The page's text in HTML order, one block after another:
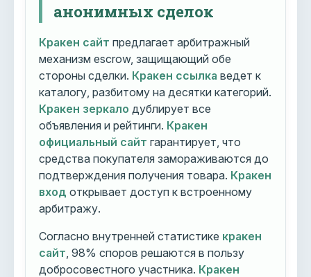
анонимных сделок
Кракен сайт предлагает арбитражный
механизм escrow, защищающий обе
стороны сделки. Кракен ссылка ведет к
каталогу, разбитому на десятки категорий.
Кракен зеркало дублирует все
объявления и рейтинги. Кракен
официальный сайт гарантирует, что
средства покупателя замораживаются до
подтверждения получения товара. Кракен
вход открывает доступ к встроенному
арбитражу.
Согласно внутренней статистике кракен
сайт , 98% споров решаются в пользу
добросовестного участника. Кракен